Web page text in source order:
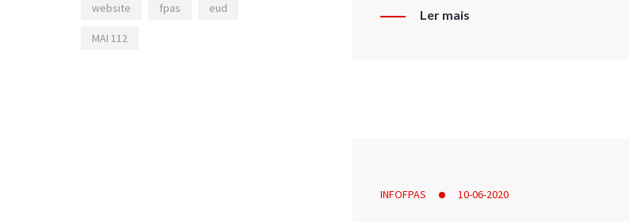
Ler mais
INFOFPAS 10-06-2020
website fpas eud
MAI 112